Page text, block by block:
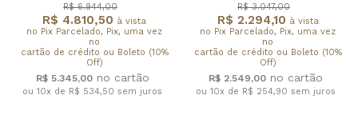
R$ 4.810,50 à vista
no Pix Parcelado, Pix, uma vez
no
cartão de crédito ou Boleto (10%
Off)
R$ 6.944,00
R$ 5.345,00
ou 10x de R$ 534,50 sem juros
R$ 2.294,10 à vista
no Pix Parcelado, Pix, uma vez
no
cartão de crédito ou Boleto (10%
Off)
R$ 3.047,00
R$ 2.549,00
ou 10x de R$ 254,90 sem juros